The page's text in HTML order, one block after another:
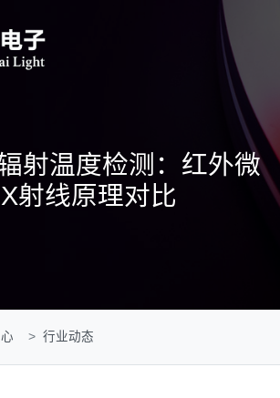
射温度检测：红外微
射线原理对比
行业动态